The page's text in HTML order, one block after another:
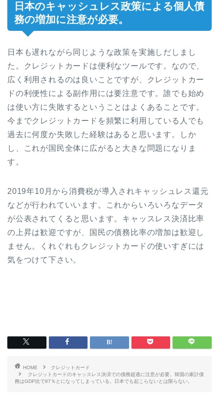
日本のキャッシュレス政策による個人債
務の増加に注意が必要。
日本も遅れながら同じような政策を実施しだしまし
た。クレジットカードは便利なツールです。なので、
広く利用されるのは良いことですが、クレジットカー
ドの利便性による副作用には要注意です。誰でも始め
は使い方に失敗するということはよくあることです。
今までクレジットカードを頻繁に利用している人でも
過去に何度か失敗した経験はあると思います。しか
し、これが国民全体に広がると大きな問題になりま
す。
2019年10月から消費税が導入されキャッシュレス還元
などが行われていいます。これからいろいろなデータ
が公表されてくると思います。キャッスレス決済比率
の上昇は歓迎ですが、国民の債務比率の増加は歓迎し
ません。くれぐれもクレジットカードの使いすぎには
気をつけて下さい。
HOME
クレジットカード
クレジットカードのキャッスレス決済での債務超過に注意が必要。韓国の家計債
務はGDP比で97％とになってしまっている。日本でも起こらないとは限らない。